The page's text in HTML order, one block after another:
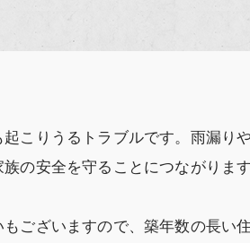
こりうるトラブルです。雨漏
の安全を守ることにつながり
ございますので、築年数の長